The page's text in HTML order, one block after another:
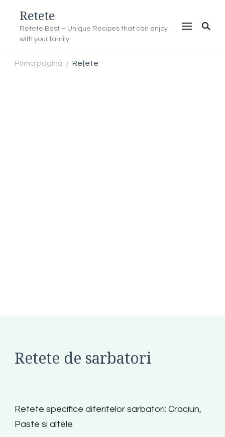
Retete
Retete Best – Unique Recipes that can enjoy
with your family
Prima pagină / Rețete
Retete de sarbatori
Retete specifice diferitelor sarbatori: Craciun,
Paste si altele